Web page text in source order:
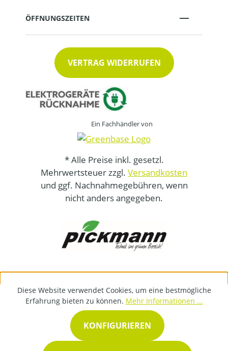
ÖFFNUNGSZEITEN
VERTRAG WIDERRUFEN
Ein Fachhändler von
* Alle Preise inkl. gesetzl.
Mehrwertsteuer zzgl. Versandkosten
und ggf. Nachnahmegebühren, wenn
nicht anders angegeben.
Diese Website verwendet Cookies, um eine bestmögliche
Erfahrung bieten zu können. Mehr Informationen ...
KONFIGURIEREN